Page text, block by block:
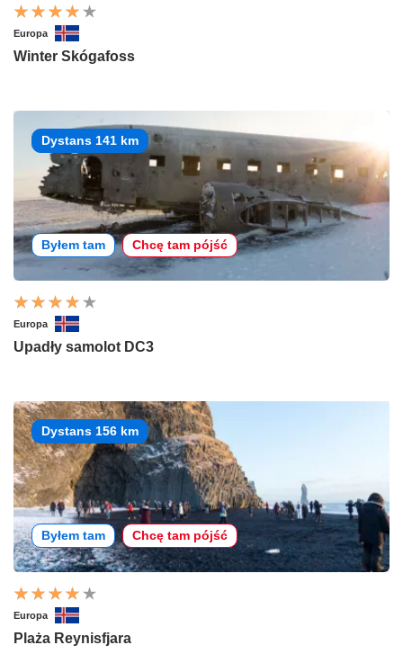
Europa
Winter Skógafoss
Dystans 141 km
Byłem tam Chcę tam pójść
Europa
Upadły samolot DC3
Dystans 156 km
Byłem tam Chcę tam pójść
Europa
Plaża Reynisfjara